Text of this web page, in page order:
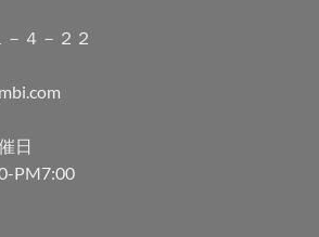
４－２２
日
PM7:00